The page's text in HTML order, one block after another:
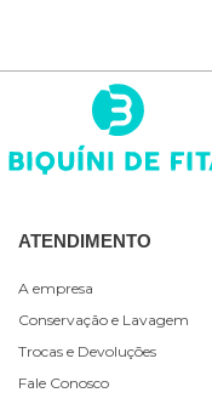
ATENDIMENTO
A empresa
Conservação e Lavagem
Trocas e Devoluções
Fale Conosco